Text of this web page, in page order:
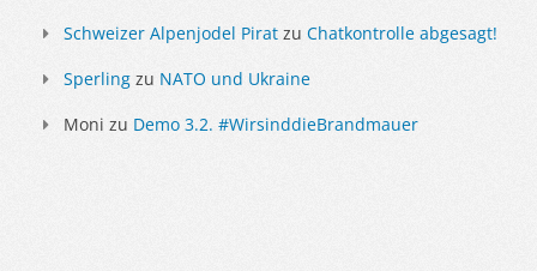
Schweizer Alpenjodel Pirat zu Chatkontrolle abgesagt!
Sperling zu NATO und Ukraine
Moni zu Demo 3.2. #WirsinddieBrandmauer